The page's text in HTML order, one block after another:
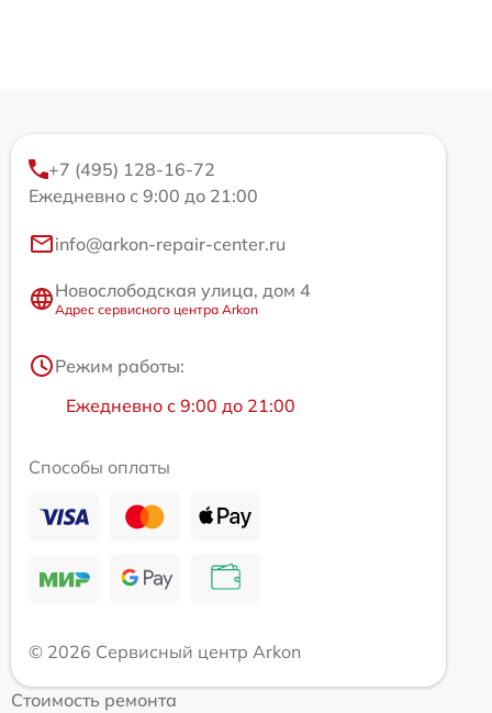
+7 (495) 128-16-72
Ежедневно с 9:00 до 21:00
info@arkon-repair-center.ru
Новослободская улица, дом 4
Адрес сервисного центра Arkon
Режим работы:
Ежедневно с 9:00 до 21:00
Способы оплаты
© 2026 Сервисный центр Arkon
Стоимость ремонта